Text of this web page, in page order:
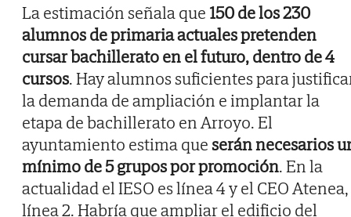
La estimación señala que 150 de los 230
alumnos de primaria actuales pretenden
cursar bachillerato en el futuro, dentro de 4
cursos. Hay alumnos suficientes para
la demanda de ampliación e implantar la
etapa de bachillerato en Arroyo. El
ayuntamiento estima queserán necesarios
mínimo de 5 grupos por promoción. En la
actualidad el IESO es línea 4 y el CEO Atenea,
línea 2. Habría que ampliar el edificio del